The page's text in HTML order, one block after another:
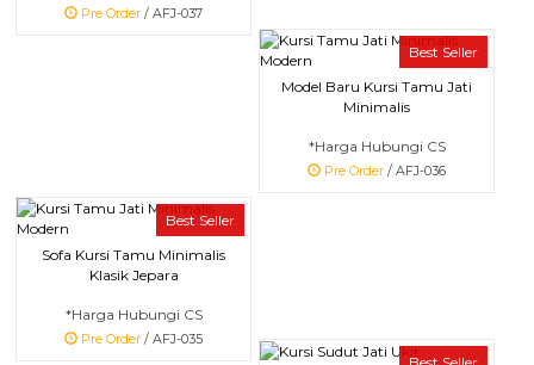
Pre Order / AFJ-037
Best Seller
Model Baru Kursi Tamu Jati
Minimalis
*Harga Hubungi CS
Pre Order / AFJ-036
Best Seller
Sofa Kursi Tamu Minimalis
Klasik Jepara
*Harga Hubungi CS
Pre Order / AFJ-035